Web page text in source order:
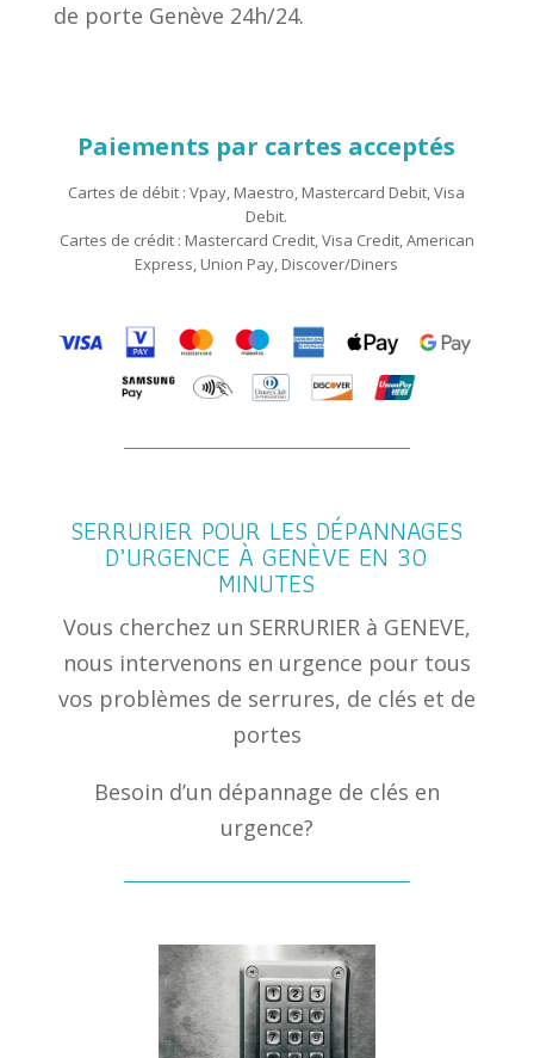
de porte Genève 24h/24.
Paiements par cartes acceptés
Cartes de débit : Vpay, Maestro, Mastercard Debit, Visa
Debit.
Cartes de crédit : Mastercard Credit, Visa Credit, American
Express, Union Pay, Discover/Diners
SERRURIER POUR LES DÉPANNAGES
D’URGENCE À GENÈVE EN 30
MINUTES
Vous cherchez un SERRURIER à GENEVE,
nous intervenons en urgence pour tous
vos problèmes de serrures, de clés et de
portes
Besoin d’un dépannage de clés en
urgence?